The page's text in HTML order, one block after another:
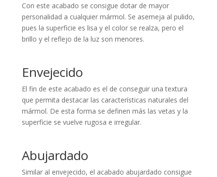
Con este acabado se consigue dotar de mayor
personalidad a cualquier mármol. Se asemeja al pulido,
pues la superficie es lisa y el color se realza, pero el
brillo y el reflejo de la luz son menores.
Envejecido
El fin de este acabado es el de conseguir una textura
que permita destacar las características naturales del
mármol. De esta forma se definen más las vetas y la
superficie se vuelve rugosa e irregular.
Abujardado
Similar al envejecido, el acabado abujardado consigue